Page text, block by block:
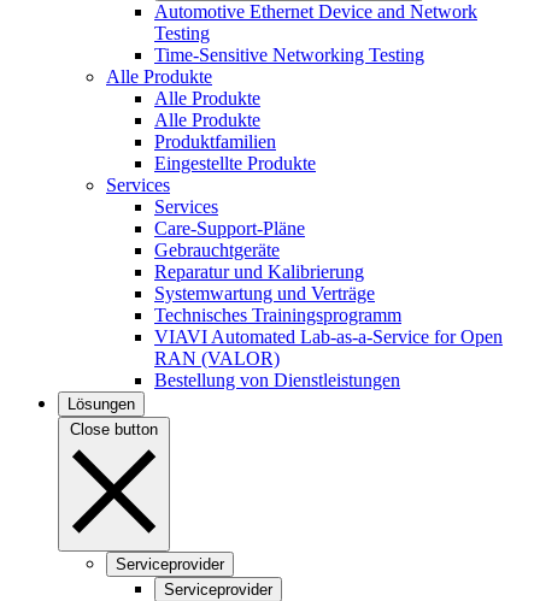
Automotive Ethernet Device and Network
Testing
Time-Sensitive Networking Testing
Alle Produkte
Alle Produkte
Alle Produkte
Produktfamilien
Eingestellte Produkte
Services
Services
Care-Support-Pläne
Gebrauchtgeräte
Reparatur und Kalibrierung
Systemwartung und Verträge
Technisches Trainingsprogramm
VIAVI Automated Lab-as-a-Service for Open
RAN (VALOR)
Bestellung von Dienstleistungen
Lösungen
Close button
Serviceprovider
Serviceprovider